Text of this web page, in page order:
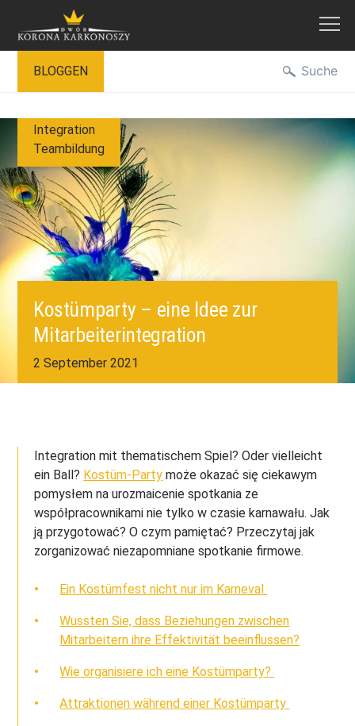
Inhalt
springen
BLOGGEN
Kostümparty – eine Idee zur
Mitarbeiterintegration
2 September 2021
Integration
Teambildung
Integration mit thematischem Spiel? Oder vielleicht
ein Ball? Kostüm-Party może okazać się ciekawym
pomysłem na urozmaicenie spotkania ze
współpracownikami nie tylko w czasie karnawału. Jak
ją przygotować? O czym pamiętać? Przeczytaj jak
zorganizować niezapomniane spotkanie firmowe.
Ein Kostümfest nicht nur im Karneval
Wussten Sie, dass Beziehungen zwischen
Mitarbeitern ihre Effektivität beeinflussen?
Wie organisiere ich eine Kostümparty?
Attraktionen während einer Kostümparty